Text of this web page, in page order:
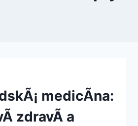
medicÃ­na:
zdravÃ­ a